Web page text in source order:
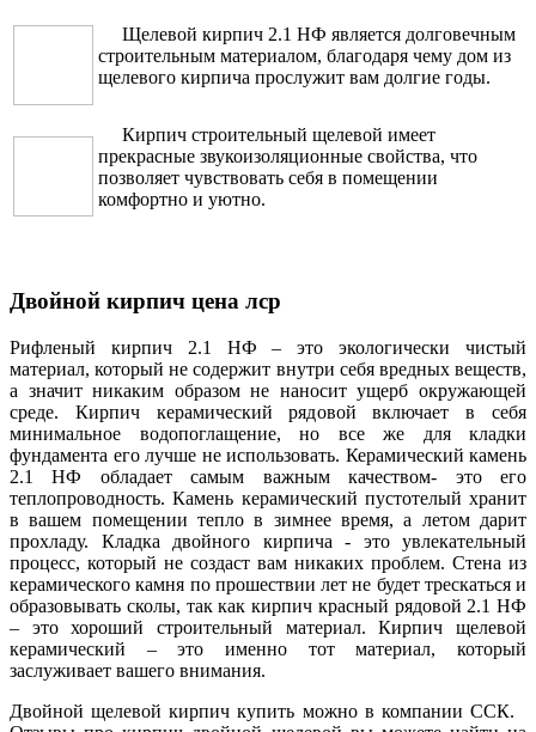
Щелевой кирпич 2.1 НФ является долговечным
строительным материалом, благодаря чему дом из
щелевого кирпича прослужит вам долгие годы.
Кирпич строительный щелевой имеет
прекрасные звукоизоляционные свойства, что
позволяет чувствовать себя в помещении
комфортно и уютно.
Двойной кирпич цена лср
Рифленый кирпич 2.1 НФ – это экологически чистый
материал, который не содержит внутри себя вредных веществ,
а значит никаким образом не наносит ущерб окружающей
среде. Кирпич керамический рядовой включает в себя
минимальное водопоглащение, но все же для кладки
фундамента его лучше не использовать. Керамический камень
2.1 НФ обладает самым важным качеством- это его
теплопроводность. Камень керамический пустотелый хранит
в вашем помещении тепло в зимнее время, а летом дарит
прохладу. Кладка двойного кирпича - это увлекательный
процесс, который не создаст вам никаких проблем. Стена из
керамического камня по прошествии лет не будет трескаться и
образовывать сколы, так как кирпич красный рядовой 2.1 НФ
– это хороший строительный материал. Кирпич щелевой
керамический – это именно тот материал, который
заслуживает вашего внимания.
Двойной щелевой кирпич купить можно в компании ССК.